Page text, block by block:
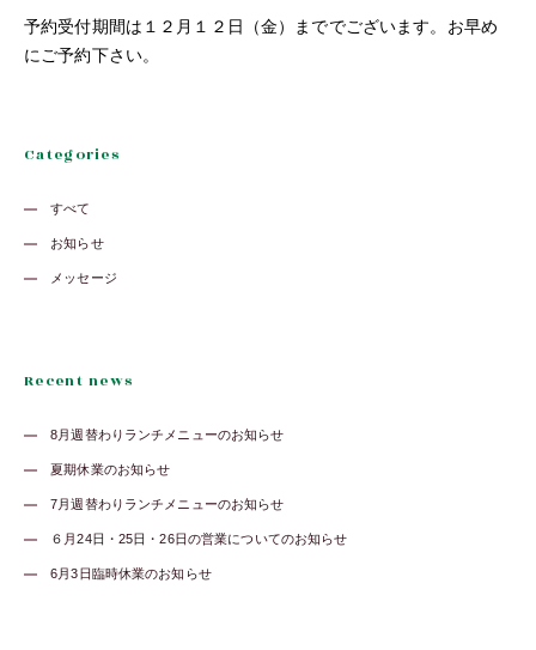
予約受付期間は１２月１２日（金）まででございます。お早め
にご予約下さい。
Categories
すべて
お知らせ
メッセージ
Recent news
8月週替わりランチメニューのお知らせ
夏期休業のお知らせ
7月週替わりランチメニューのお知らせ
６月24日・25日・26日の営業についてのお知らせ
6月3日臨時休業のお知らせ